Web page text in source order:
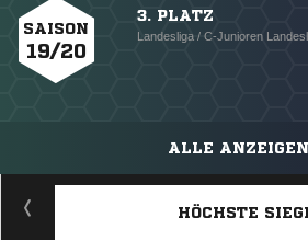
SAISON
19/20
3. PLATZ
Landesliga / C-Junioren
ALLE ANZEIGEN
HÖCHSTE